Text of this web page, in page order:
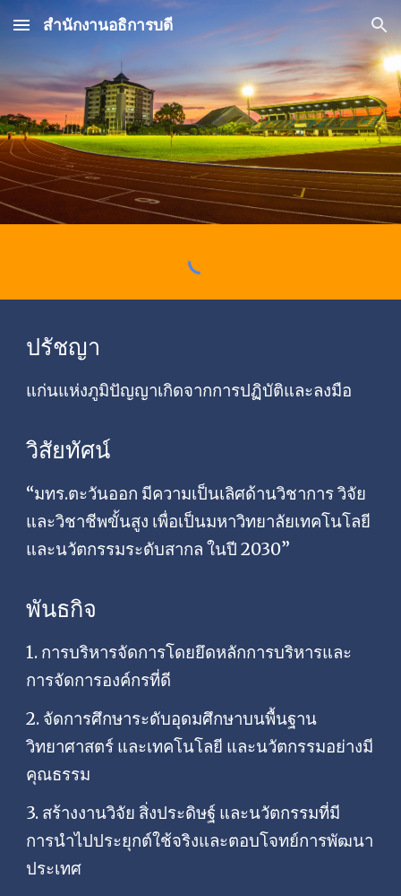
Skip to main content Skip to navigation
สำนักงานอธิการบดี
ปรัชญา
แก่นแห่งภูมิปัญญาเกิดจากการปฏิบัติและลงมือ
วิสัยทัศน์
“มทร.ตะวันออก มีความเป็นเลิศด้านวิชาการ วิจัย
และวิชาชีพขั้นสูง เพื่อเป็นมหาวิทยาลัยเทคโนโลยี
และนวัตกรรมระดับสากล ในปี 2030”
พันธกิจ
1. การบริหารจัดการโดยยึดหลักการบริหารและ
การจัดการองค์กรที่ดี
2. จัดการศึกษาระดับอุดมศึกษาบนพื้นฐาน
วิทยาศาสตร์ และเทคโนโลยี และนวัตกรรมอย่างมี
คุณธรรม
3. สร้างงานวิจัย สิ่งประดิษฐ์ และนวัตกรรมที่มี
การนำไปประยุกต์ใช้จริงและตอบโจทย์การพัฒนา
ประเทศ